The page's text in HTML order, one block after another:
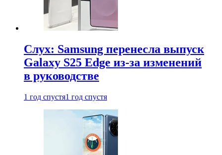
Слух: Samsung перенесла выпуск
Galaxy S25 Edge из-за изменений
в руководстве
1 год спустя1 год спустя